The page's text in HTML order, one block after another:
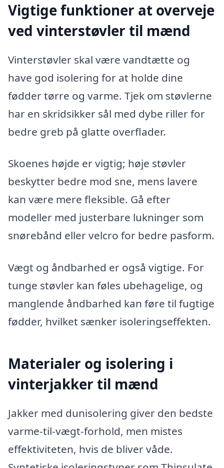
Vigtige funktioner at overveje
ved vinterstøvler til mænd
Vinterstøvler skal være vandtætte og
have god isolering for at holde dine
fødder tørre og varme. Tjek om støvlerne
har en skridsikker sål med dybe riller for
bedre greb på glatte overflader.
Skoenes højde er vigtig; høje støvler
beskytter bedre mod sne, mens lavere
kan være mere fleksible. Gå efter
modeller med justerbare lukninger som
snørebånd eller velcro for bedre pasform.
Vægt og åndbarhed er også vigtige. For
tunge støvler kan føles ubehagelige, og
manglende åndbarhed kan føre til fugtige
fødder, hvilket sænker isoleringseffekten.
Materialer og isolering i
vinterjakker til mænd
Jakker med dunisolering giver den bedste
varme-til-vægt-forhold, men mistes
effektiviteten, hvis de bliver våde.